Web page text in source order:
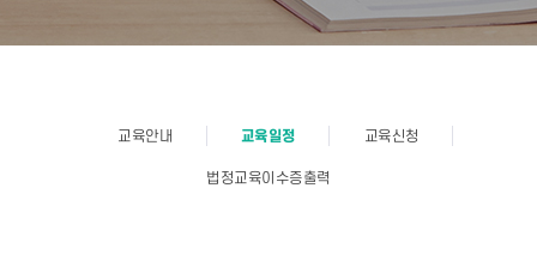
교육안내 교육일정 교육신청
법정교육이수증출력